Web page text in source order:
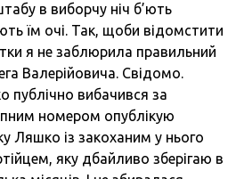
в виборчу ніч б’ють
їм очі. Так, щоби відомстити
я не заблюрила правильний
Валерійовича. Свідомо.
вибачився за
номером опублікую
Ляшко із закоханим у нього
яку дбайливо зберігаю в